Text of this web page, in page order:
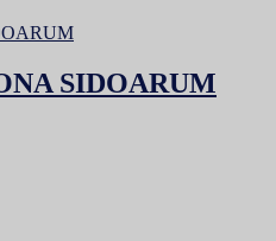
SIDOARUM